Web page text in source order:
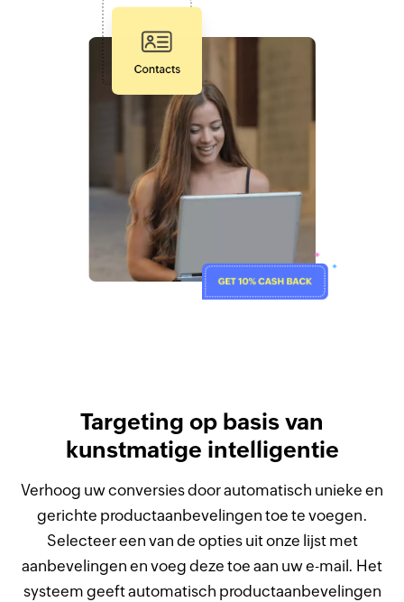
Targeting op basis van
kunstmatige intelligentie
Verhoog uw conversies door automatisch unieke en
gerichte productaanbevelingen toe te voegen.
Selecteer een van de opties uit onze lijst met
aanbevelingen en voeg deze toe aan uw e-mail. Het
systeem geeft automatisch productaanbevelingen